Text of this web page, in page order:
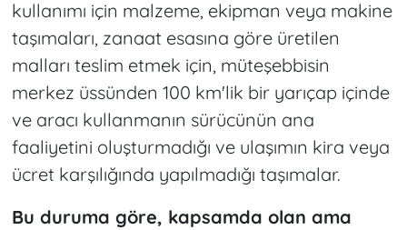
kullanımı için malzeme, ekipman veya makine
taşımaları, zanaat esasına göre üretilen
malları teslim etmek için, müteşebbisin
merkez üssünden 100 km'lik bir yarıçap içinde
ve aracı kullanmanın sürücünün ana
faaliyetini oluşturmadığı ve ulaşımın kira veya
ücret karşılığında yapılmadığı taşımalar.
Bu duruma göre, kapsamda olan ama